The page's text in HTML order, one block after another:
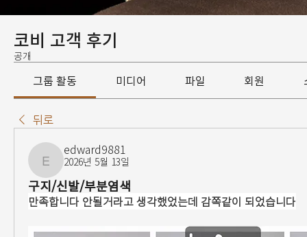
코비 고객 후기
공개
그룹 활동 미디어 파일 회원
뒤로
edward9881
edward9881
2026년 5월 13일
구지/신발/부분염색
만족합니다 안될거라고 생각했었는데 감쪽같이 되었습니다